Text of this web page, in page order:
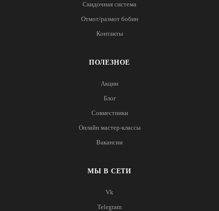
Скидочная система
Отмот/размот бобин
Контакты
ПОЛЕЗНОЕ
Акции
Блог
Совместники
Онлайн мастер-классы
Вакансии
МЫ В СЕТИ
Vk
Telegram